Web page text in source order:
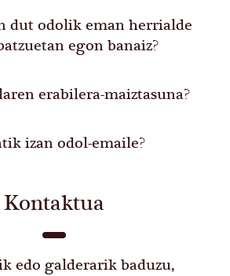
dut odolik eman herrialde
egon banaiz?
erabilera-maiztasuna?
izan odol-emaile?
Kontaktua
edo galderarik baduzu,